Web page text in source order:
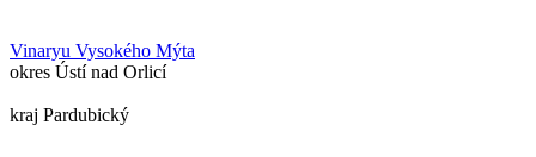
Vinaryu Vysokého Mýta
okres Ústí nad Orlicí
kraj Pardubický